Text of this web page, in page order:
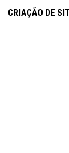
CRIAÇÃO DE